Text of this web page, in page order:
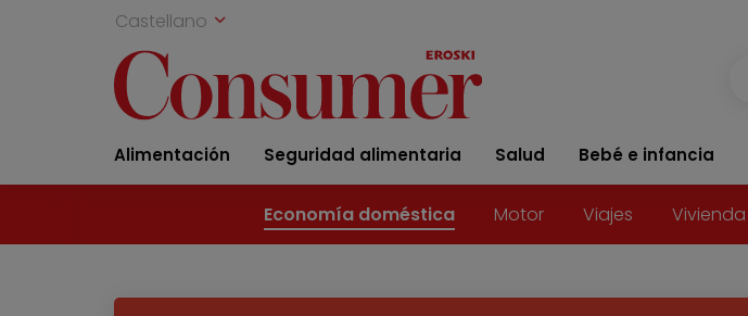
Castellano
Alimentación Seguridad alimentaria Salud Bebé e infancia
Economía doméstica Motor Viajes Vivienda